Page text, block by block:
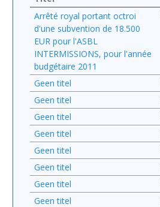
Arrêté royal portant octroi
d'une subvention de 18.500
EUR pour l'ASBL
INTERMISSIONS, pour l'année
budgétaire 2011
Geen titel
Geen titel
Geen titel
Geen titel
Geen titel
Geen titel
Geen titel
Geen titel